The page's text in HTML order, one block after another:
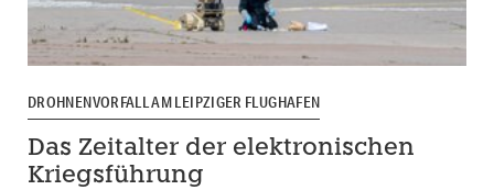
DROHNENVORFALL AM LEIPZIGER FLUGHAFEN
Das Zeitalter der elektronischen
Kriegsführung